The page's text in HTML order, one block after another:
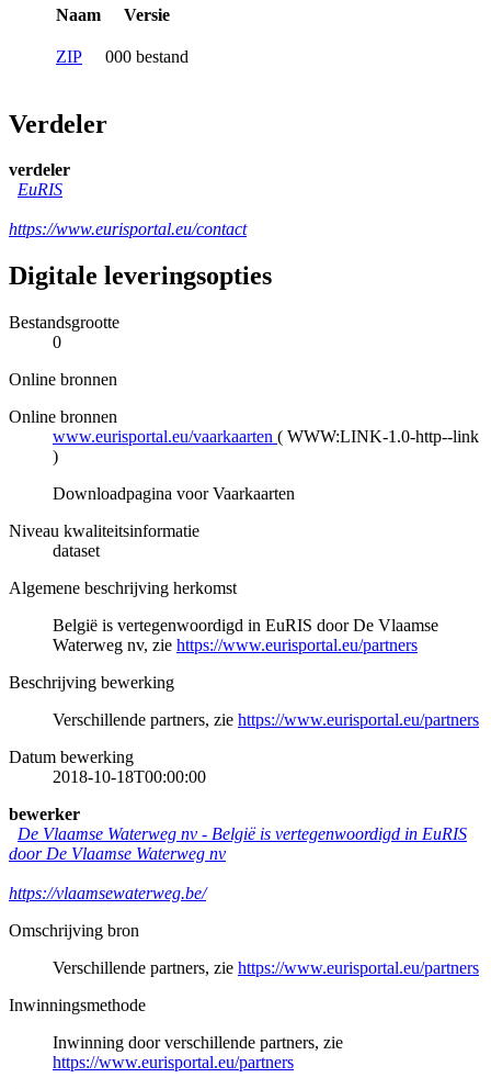
Naam
Versie
ZIP 000 bestand
Verdeler
verdeler
EuRIS
https://www.eurisportal.eu/contact
Digitale leveringsopties
Bestandsgrootte
0
Online bronnen
Online bronnen
www.eurisportal.eu/vaarkaarten ( WWW:LINK-1.0-http--link
)
Downloadpagina voor Vaarkaarten
Niveau kwaliteitsinformatie
dataset
Algemene beschrijving herkomst
België is vertegenwoordigd in EuRIS door De Vlaamse
Waterweg nv, zie https://www.eurisportal.eu/partners
Beschrijving bewerking
Verschillende partners, zie https://www.eurisportal.eu/partners
Datum bewerking
2018-10-18T00:00:00
bewerker
De Vlaamse Waterweg nv - België is vertegenwoordigd in EuRIS
door De Vlaamse Waterweg nv
https://vlaamsewaterweg.be/
Omschrijving bron
Verschillende partners, zie https://www.eurisportal.eu/partners
Inwinningsmethode
Inwinning door verschillende partners, zie
https://www.eurisportal.eu/partners